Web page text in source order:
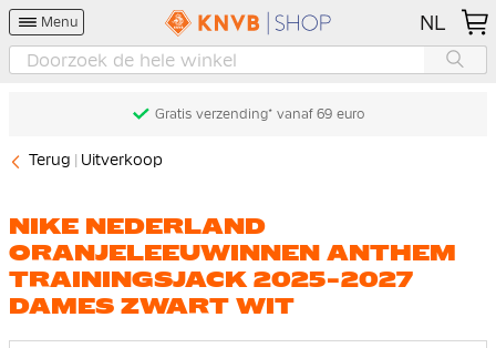
Menu NL
Gratis verzending* vanaf 69 euro
Terug Uitverkoop
NIKE NEDERLAND
ORANJELEEUWINNEN ANTHEM
TRAININGSJACK 2025-2027
DAMES ZWART WIT